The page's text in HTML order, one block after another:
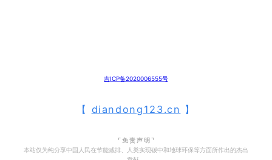
吉ICP备2020006555号
【 diandong123.cn 】
⌜ 免 责 声 明 ⌝
本站仅为纯分享中国人民在节能减排、人类实现碳中和地球环保等方面所作出的杰出